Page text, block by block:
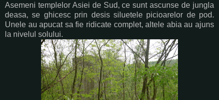
Asemeni templelor Asiei de Sud, ce sunt ascunse de jungla
deasa, se ghicesc prin desis siluetele picioarelor de pod.
Unele au apucat sa fie ridicate complet, altele abia au ajuns
la nivelul solului.